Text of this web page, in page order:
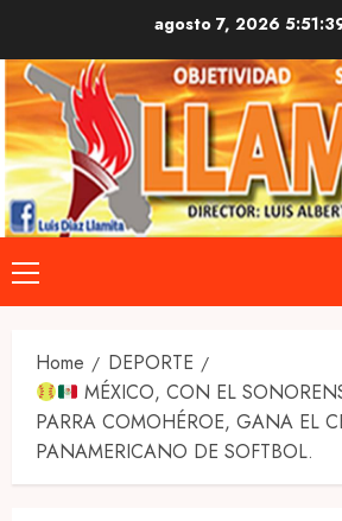
content
agosto 7, 2026
Primary
Menu
Home
DEPORTE
MÉXICO, CON EL
PARRA COMOHÉROE, GANA EL
PANAMERICANO DE SOFTBOL.